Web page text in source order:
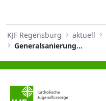
KJF Regensburg aktuell
Generalsanierung abgeschlossen